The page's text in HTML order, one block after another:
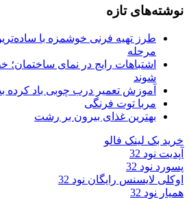
نوشته‌های تازه
طرز تهیه فرنی خوشمزه با
مرحله
اشتباهات رایج در نمای
شوند
آموزش تعمیر درب چوبی باد کرده
مربا توت فرنگی
بهترین غذای بیرون بر رشت
خرید بک لینک فالو
آپدیت نود 32
پسورد نود 32
اوکلی لایسنس رایگان نود 32
همیار نود 32